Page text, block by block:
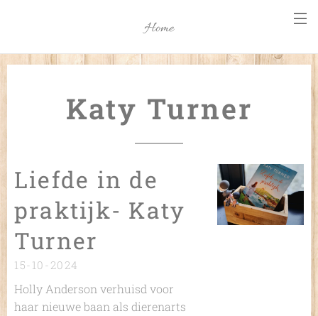
Home
Katy Turner
Liefde in de
praktijk- Katy
Turner
15-10-2024
Holly Anderson verhuisd voor
haar nieuwe baan als dierenarts